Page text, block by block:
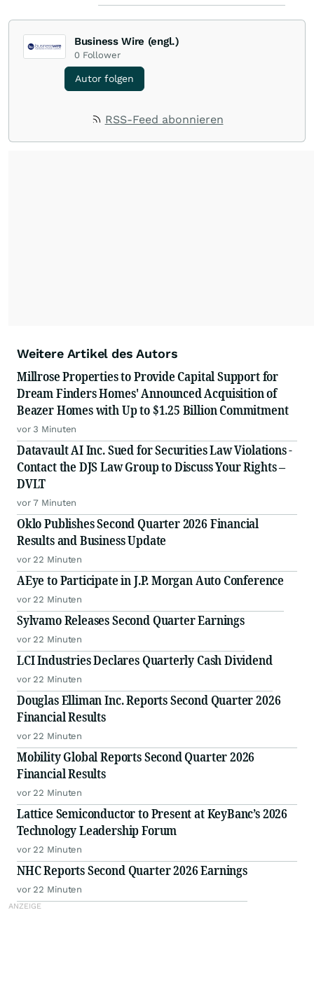
Business Wire (engl.)
0 Follower
Autor folgen
RSS-Feed abonnieren
Weitere Artikel des Autors
Millrose Properties to Provide Capital Support for
Dream Finders Homes' Announced Acquisition of
Beazer Homes with Up to $1.25 Billion Commitment
vor 3 Minuten
Datavault AI Inc. Sued for Securities Law Violations -
Contact the DJS Law Group to Discuss Your Rights –
DVLT
vor 7 Minuten
Oklo Publishes Second Quarter 2026 Financial
Results and Business Update
vor 22 Minuten
AEye to Participate in J.P. Morgan Auto Conference
vor 22 Minuten
Sylvamo Releases Second Quarter Earnings
vor 22 Minuten
LCI Industries Declares Quarterly Cash Dividend
vor 22 Minuten
Douglas Elliman Inc. Reports Second Quarter 2026
Financial Results
vor 22 Minuten
Mobility Global Reports Second Quarter 2026
Financial Results
vor 22 Minuten
Lattice Semiconductor to Present at KeyBanc’s 2026
Technology Leadership Forum
vor 22 Minuten
NHC Reports Second Quarter 2026 Earnings
vor 22 Minuten